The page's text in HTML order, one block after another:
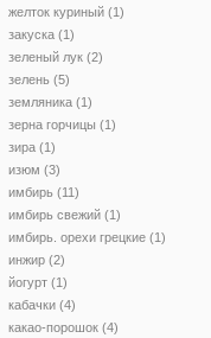
желток куриный (1)
закуска (1)
зеленый лук (2)
зелень (5)
земляника (1)
зерна горчицы (1)
зира (1)
изюм (3)
имбирь (11)
имбирь свежий (1)
имбирь. орехи грецкие (1)
инжир (2)
йогурт (1)
кабачки (4)
какао-порошок (4)